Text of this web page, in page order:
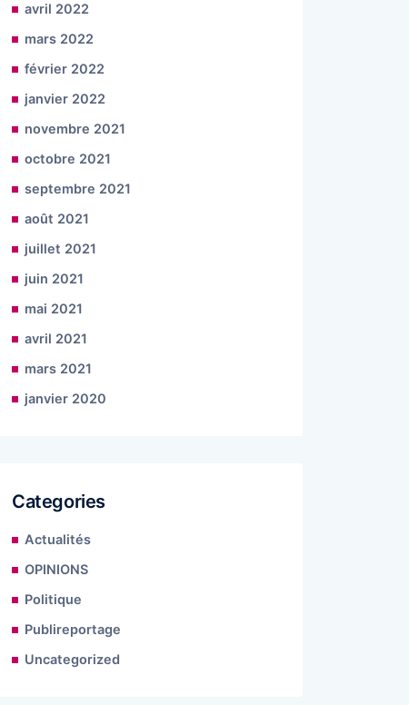
avril 2022
mars 2022
février 2022
janvier 2022
novembre 2021
octobre 2021
septembre 2021
août 2021
juillet 2021
juin 2021
mai 2021
avril 2021
mars 2021
janvier 2020
Categories
Actualités
OPINIONS
Politique
Publireportage
Uncategorized